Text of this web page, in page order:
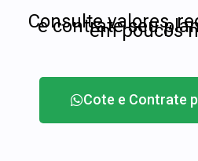
Consulte valores,
e contrate seu
em poucos
Cote e Contrate